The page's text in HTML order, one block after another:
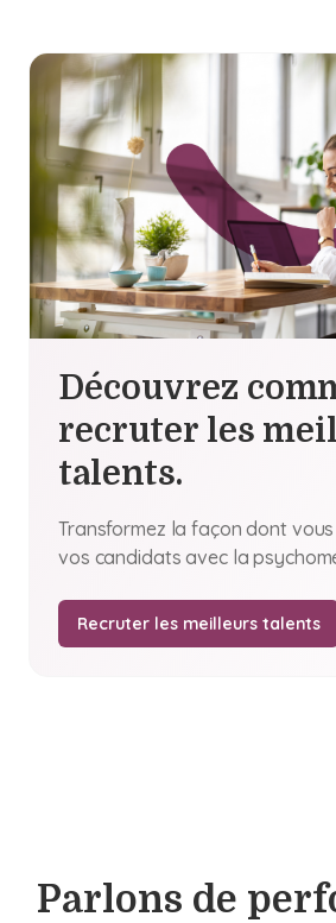
Découvrez
recruter les
talents.
Transformez la façon dont
vos candidats avec la
Recruter les meilleurs talents
Parlons de